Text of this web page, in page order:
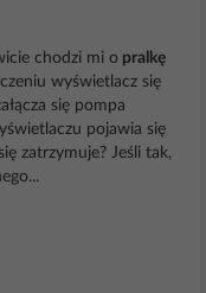
chodzi mi o pralkę
wyświetlacz się
się pompa
pojawia się
się zatrzymuje? Jeśli tak,